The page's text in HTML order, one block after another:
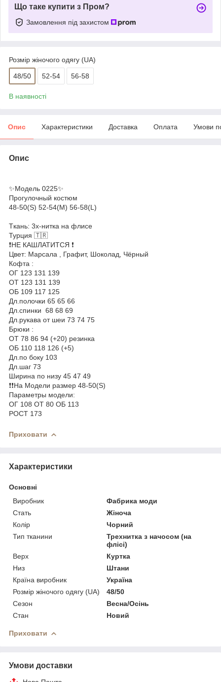
Що таке купити з Пром?
Замовлення під захистом
Розмір жіночого одягу (UA)
48/50 52-54 56-58
В наявності
Опис Характеристики Доставка Оплата Умови
Опис
✨Модель 0225✨
Прогулочный костюм
48-50(S) 52-54(M) 56-58(L)
Tкань: 3х-нитка на флисе
Турция 🇹🇷
❗️НЕ КАШЛАТИТСЯ ❗️
Цвет: Марсала , Графит, Шоколад, Чёрный
Кофта :
ОГ 123 131 139
ОТ 123 131 139
ОБ 109 117 125
Дл.полочки 65 65 66
Дл.спинки 68 68 69
Дл.рукава от шеи 73 74 75
Брюки :
ОТ 78 86 94 (+20) резинка
ОБ 110 118 126 (+5)
Дл.по боку 103
Дл.шаг 73
Ширина по низу 45 47 49
❗️❗️На Модели размер 48-50(S)
Параметры модели:
ОГ 108 ОТ 80 ОБ 113
РОСТ 173
Приховати
Характеристики
Основні
Виробник
Фабрика моди
Стать
Жіноча
Колір
Чорний
Тип тканини
Трехнитка з начосом (на
флісі)
Верх
Куртка
Низ
Штани
Країна виробник
Україна
Розмір жіночого одягу (UA)
48/50
Сезон
Весна/Осінь
Стан
Новий
Приховати
Умови доставки